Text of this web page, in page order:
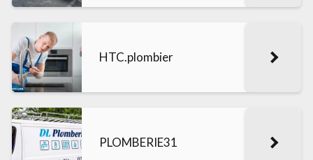
HTC.plombier
PLOMBERIE31